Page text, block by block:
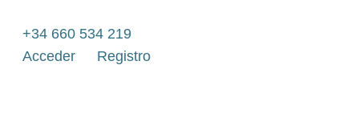
contenido
+34 660 534 219
Acceder
Registro